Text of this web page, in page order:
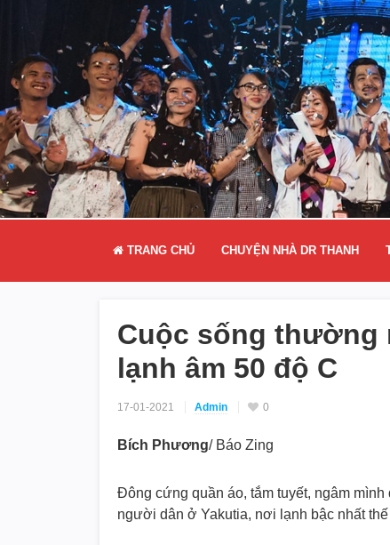
TRANG CHỦ CHUYỆN NHÀ DR THANH
Cuộc sống thường
lạnh âm 50 độ C
17-01-2021 Admin 0
Bích Phương/ Báo Zing
Đông cứng quần áo, tắm tuyết, ngâm
người dân ở Yakutia, nơi lạnh bậc nhất